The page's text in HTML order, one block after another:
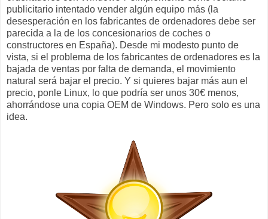
publicitario intentado vender algún equipo más (la
desesperación en los fabricantes de ordenadores debe ser
parecida a la de los concesionarios de coches o
constructores en España). Desde mi modesto punto de
vista, si el problema de los fabricantes de ordenadores es la
bajada de ventas por falta de demanda, el movimiento
natural será bajar el precio. Y si quieres bajar más aun el
precio, ponle Linux, lo que podría ser unos 30€ menos,
ahorrándose una copia OEM de Windows. Pero solo es una
idea.